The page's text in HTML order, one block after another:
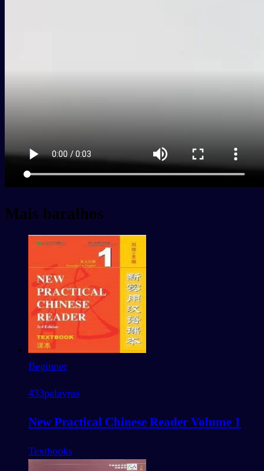
Mais baralhos
Beginner
433palavras
New Practical Chinese Reader Volume 1
Textbooks